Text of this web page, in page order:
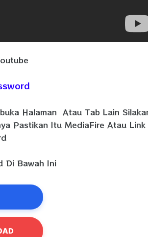
Halaman Atau Tab Lain
Pastikan Itu MediaFire Atau Link
Di Bawah Ini